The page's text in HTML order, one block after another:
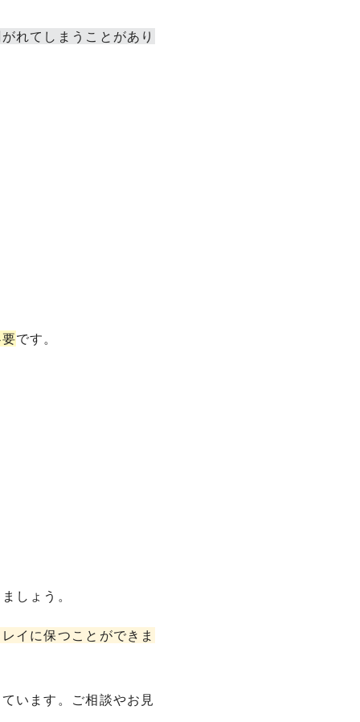
れてしまうことがあり
です。
しょう。
イに保つことができま
います。ご相談やお見